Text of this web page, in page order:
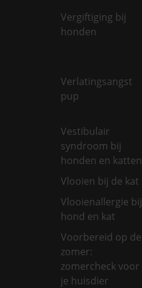
Vergiftiging bij
honden
Verlatingsangst
pup
Vestibulair
syndroom bij
honden en katten
Vlooien bij de kat
Vlooienallergie bij
hond en kat
Voorbereid op de
zomer:
zomercheck voor
je huisdier